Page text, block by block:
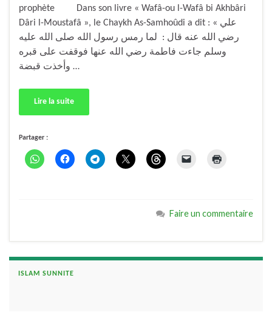
prophète Dans son livre « Wafâ-ou l-Wafâ bi Akhbâri
Dâri l-Moustafâ », le Chaykh As-Samhoûdi a dit : « علي
رضي الله عنه قال : لما رمس رسول الله صلى الله عليه
وسلم جاءت فاطمة رضي الله عنها فوقفت على قبره
وأخذت قبضة …
Lire la suite
Partager :
Faire un commentaire
ISLAM SUNNITE